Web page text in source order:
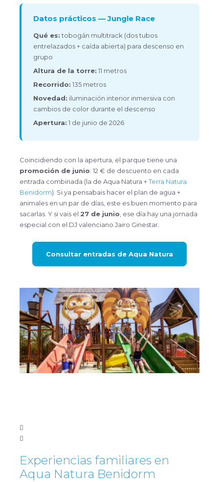
Datos prácticos — Jungle Race
Qué es:tobogán multitrack (dos tubos
entrelazados + caída abierta) para descenso en
grupo
Altura de la torre: 11 metros
Recorrido: 135 metros
Novedad: iluminación interior inmersiva con
cambios de color durante el descenso
Apertura: 1 de junio de 2026
Coincidiendo con la apertura, el parque tiene una
promoción de junio: 12 € de descuento en cada
entrada combinada (la de Aqua Natura +Terra Natura
Benidorm). Si ya pensabais hacer el plan de agua +
animales en un par de días, este es buen momento para
sacarlas. Y si vais el 27 de junio , ese día hay una jornada
especial con el DJ valenciano Jairo Ginestar.
Consultar entradas de Aqua Natura
Experiencias familiares en
Aqua Natura Benidorm